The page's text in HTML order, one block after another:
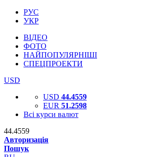
РУС
УКР
ВІДЕО
ФОТО
НАЙПОПУЛЯРНІШІ
СПЕЦПРОЕКТИ
USD
USD 44.4559
EUR 51.2598
Всі курси валют
44.4559
Авторизація
Пошук